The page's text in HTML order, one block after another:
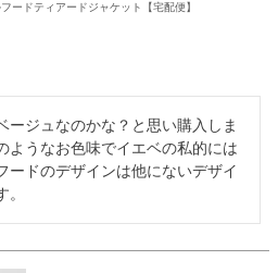
ードティアードジャケット【宅配便】
ージュなのかな？と思い購入しま
ようなお色味でイエベの私的には
ードのデザインは他にないデザイ